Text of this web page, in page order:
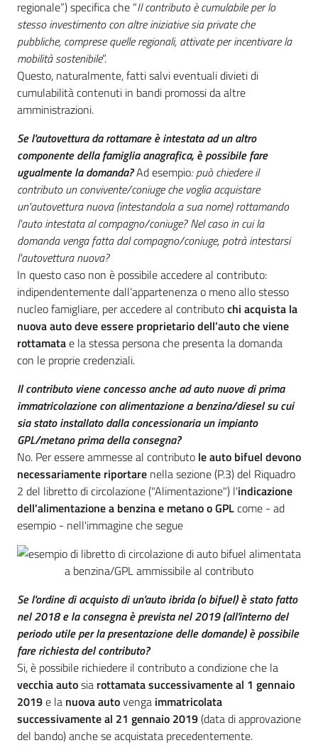
regionale”) specifica che “Il contributo è cumulabile per lo
stesso investimento con altre iniziative sia private che
pubbliche, comprese quelle regionali, attivate per incentivare la
mobilità sostenibile”.
Questo, naturalmente, fatti salvi eventuali divieti di
cumulabilità contenuti in bandi promossi da altre
amministrazioni.
Se l'autovettura da rottamare è intestata ad un altro
componente della famiglia anagrafica, è possibile fare
ugualmente la domanda?Ad esempio: può chiedere il
contributo un convivente/coniuge che voglia acquistare
un'autovettura nuova (intestandola a sua nome) rottamando
l'auto intestata al compagno/coniuge? Nel caso in cui la
domanda venga fatta dal compagno/coniuge, potrà intestarsi
l'autovettura nuova?
In questo caso non è possibile accedere al contributo:
indipendentemente dall’appartenenza o meno allo stesso
nucleo famigliare, per accedere al contributochi acquista la
nuova auto deve essere proprietario dell’auto che viene
rottamatae la stessa persona che presenta la domanda
con le proprie credenziali.
Il contributo viene concesso anche ad auto nuove di prima
immatricolazione con alimentazione a benzina/diesel su cui
sia stato installato dalla concessionaria un impianto
GPL/metano prima della consegna?
No. Per essere ammesse al contributo le auto bifuel devono
necessariamente riportare nella sezione (P.3) del Riquadro
2 del libretto di circolazione ("Alimentazione") l'indicazione
dell'alimentazione a benzina e metano o GPLcome - ad
esempio - nell'immagine che segue
Se l'ordine di acquisto di un'auto ibrida (o bifuel) è stato fatto
nel 2018 e la consegna è prevista nel 2019 (all'interno del
periodo utile per la presentazione delle domande) è possibile
fare richiesta del contributo?
Si, è possibile richiedere il contributo a condizione che la
vecchia autosia rottamata successivamente al 1 gennaio
2019e la nuova autovenga immatricolata
successivamente al 21 gennaio 2019(data di approvazione
del bando) anche se acquistata precedentemente.